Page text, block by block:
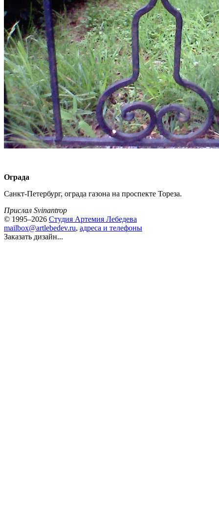
Ограда
Санкт-Петербург, ограда газона на проспекте Тореза.
Прислал Svinantrop
© 1995–2026 Студия Артемия Лебедева
mailbox@artlebedev.ru, адреса и телефоны
Заказать дизайн...